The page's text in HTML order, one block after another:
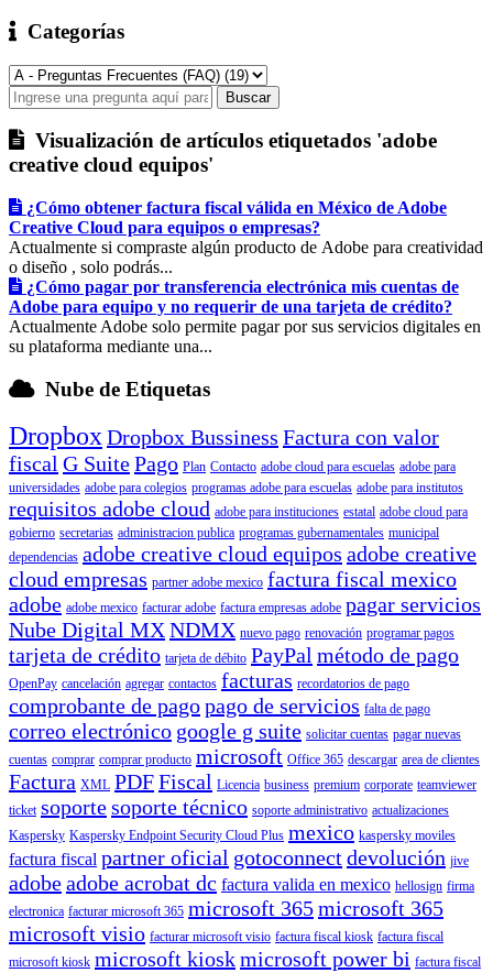
Categorías
Visualización de artículos etiquetados 'adobe
creative cloud equipos'
¿Cómo obtener factura fiscal válida en México de Adobe
Creative Cloud para equipos o empresas?
Actualmente si compraste algún producto de Adobe para creatividad
o diseño , solo podrás...
¿Cómo pagar por transferencia electrónica mis cuentas de
Adobe para equipo y no requerir de una tarjeta de crédito?
Actualmente Adobe solo permite pagar por sus servicios digitales en
su plataforma mediante una...
Nube de Etiquetas
DropboxDropbox Bussiness Factura con valor
fiscal G SuitePago Plan Contacto adobe cloud para escuelas adobe para
universidades adobe para colegios programas adobe para escuelas adobe para institutos
requisitos adobe cloud adobe para instituciones estatal adobe cloud para
gobierno secretarias administracion publica programas gubernamentales municipal
dependencias adobe creative cloud equipos adobe creative
cloud empresas partner adobe mexico factura fiscal mexico
adobe adobe mexico facturar adobe factura empresas adobe pagar servicios
Nube Digital MXNDMX nuevo pago renovación programar pagos
tarjeta de crédito tarjeta de débito PayPal método de pago
OpenPay cancelación agregar contactos facturas recordatorios de pago
comprobante de pagopago de servicios falta de pago
correo electrónico google g suite solicitar cuentas pagar nuevas
cuentas comprar comprar producto microsoft Office 365 descargar area de clientes
Factura XML PDFFiscal Licencia business premium corporate teamviewer
ticket soportesoporte técnico soporte administrativo actualizaciones
Kaspersky Kaspersky Endpoint Security Cloud Plus mexico kaspersky moviles
factura fiscal partner oficial gotoconnectdevolución jive
adobeadobe acrobat dc factura valida en mexico hellosign firma
electronica facturar microsoft 365 microsoft 365microsoft 365
microsoft visio facturar microsoft visio factura fiscal kiosk factura fiscal
microsoft kiosk microsoft kioskmicrosoft power bi factura fiscal